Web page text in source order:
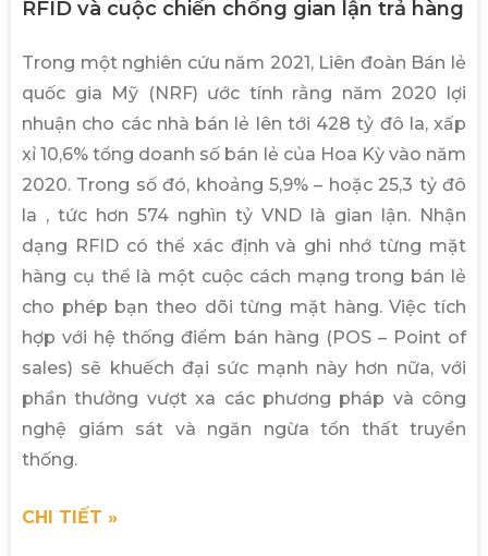
RFID và cuộc chiến chống gian lận trả hàng
Trong một nghiên cứu năm 2021, Liên đoàn Bán lẻ
quốc gia Mỹ (NRF) ước tính rằng năm 2020 lợi
nhuận cho các nhà bán lẻ lên tới 428 tỷ đô la, xấp
xỉ 10,6% tổng doanh số bán lẻ của Hoa Kỳ vào năm
2020. Trong số đó, khoảng 5,9% – hoặc 25,3 tỷ đô
la , tức hơn 574 nghìn tỷ VND là gian lận. Nhận
dạng RFID có thể xác định và ghi nhớ từng mặt
hàng cụ thể là một cuộc cách mạng trong bán lẻ
cho phép bạn theo dõi từng mặt hàng. Việc tích
hợp với hệ thống điểm bán hàng (POS – Point of
sales) sẽ khuếch đại sức mạnh này hơn nữa, với
phần thưởng vượt xa các phương pháp và công
nghệ giám sát và ngăn ngừa tổn thất truyền
thống.
CHI TIẾT »